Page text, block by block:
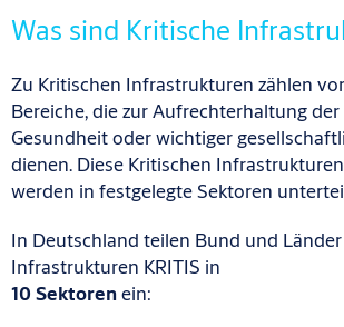
Was sind Kritische
Zu Kritischen Infrastrukturen zählen
Bereiche, die zur Aufrechterhaltung
Gesundheit oder wichtiger
dienen. Diese Kritischen
werden in festgelegte Sektoren
In Deutschland teilen Bund und
Infrastrukturen KRITIS in
10 Sektorenein: